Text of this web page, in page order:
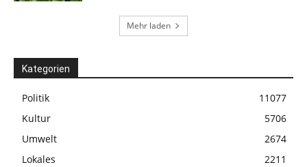
Mehr laden
Kategorien
Politik
11077
Kultur
5706
Umwelt
2674
Lokales
2211